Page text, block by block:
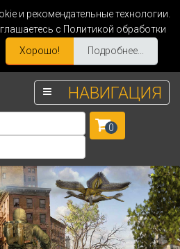
и рекомендательные технологии.
с Политикой обработки
Хорошо! Подробнее...
НАВИГАЦИЯ
0